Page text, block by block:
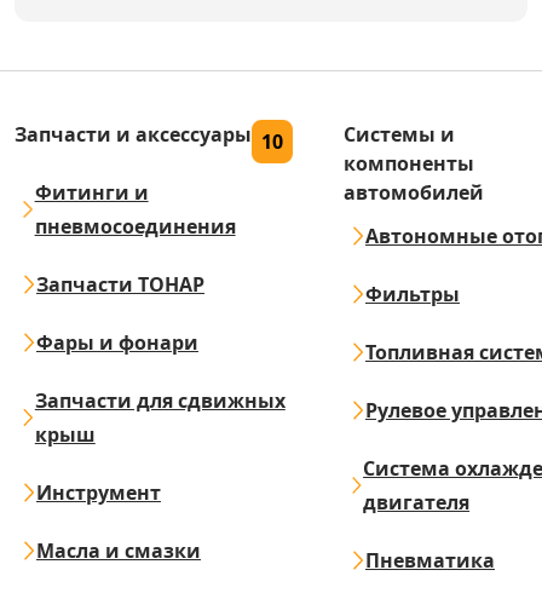
Запчасти и аксессуары 10
Фитинги и
пневмосоединения
Запчасти ТОНАР
Фары и фонари
Запчасти для сдвижных
крыш
Инструмент
Масла и смазки
Системы и
компоненты
автомобилей
Автономные
Фильтры
Топливная
Рулевое
Система
двигателя
Пневматика